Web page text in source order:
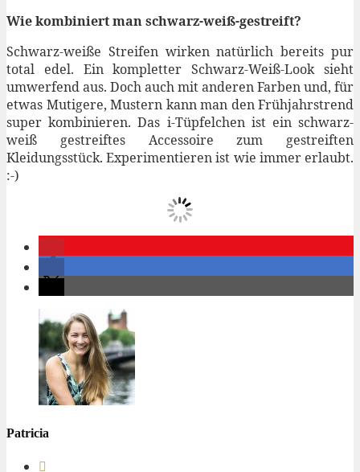
Wie kombiniert man schwarz-weiß-gestreift?
Schwarz-weiße Streifen wirken natürlich bereits pur
total edel. Ein kompletter Schwarz-Weiß-Look sieht
umwerfend aus. Doch auch mit anderen Farben und, für
etwas Mutigere, Mustern kann man den Frühjahrstrend
super kombinieren. Das i-Tüpfelchen ist ein schwarz-
weiß gestreiftes Accessoire zum gestreiften
Kleidungsstück. Experimentieren ist wie immer erlaubt.
:-)
Patricia